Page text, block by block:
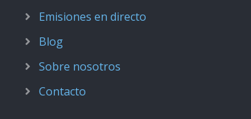
Emisiones en directo
Blog
Sobre nosotros
Contacto